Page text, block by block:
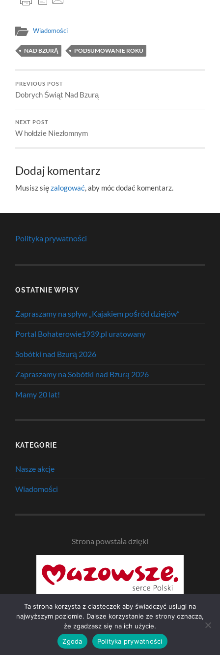
Wiadomości
NAD BZURĄ PODSUMOWANIE ROKU
PREVIOUS POST
Dobrych Świąt Nad Bzurą
NEXT POST
W hołdzie Niezłomnym
Dodaj komentarz
Musisz sięzalogować, aby móc dodać komentarz.
Polityka prywatności
OSTATNIE WPISY
Zapraszamy na spływ „Kajakiem pośród dziejów”
Portal Bohaterowie1939.pl uratowany
Sobótki nad Bzurą 2026
Zapraszamy na Sobótki nad Bzurą 2026
Mamy 20 lat!
KATEGORIE
Nasze akcje
Wiadomości
Strona powstała dzięki
© 2026 NAD BZURĄ —UP ↑
Ta strona korzysta z ciasteczek aby świadczyć usługi na
najwyższym poziomie. Dalsze korzystanie ze strony oznacza,
że zgadzasz się na ich użycie.
Zgoda
Polityka prywatności